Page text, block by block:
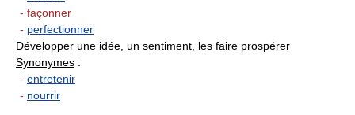
- façonner
- perfectionner
Développer une idée, un sentiment, les faire prospérer
Synonymes :
- entretenir
- nourrir